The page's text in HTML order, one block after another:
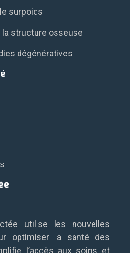
surpoids
structure osseuse
dégénératives
utilise les nouvelles
optimiser la santé des
l’accès aux soins et